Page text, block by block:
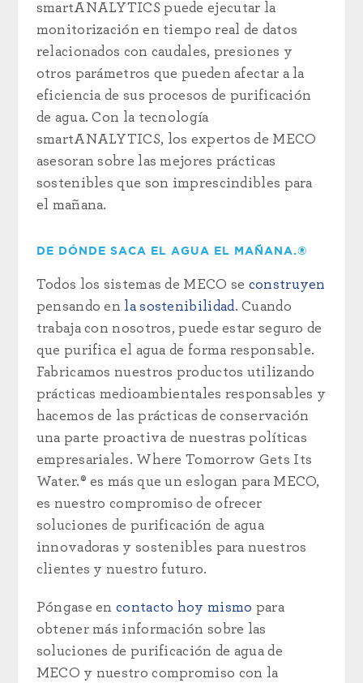
smartANALYTICS puede ejecutar la
monitorización en tiempo real de datos
relacionados con caudales, presiones y
otros parámetros que pueden afectar a la
eficiencia de sus procesos de purificación
de agua. Con la tecnología
smartANALYTICS, los expertos de MECO
asesoran sobre las mejores prácticas
sostenibles que son imprescindibles para
el mañana.
DE DÓNDE SACA EL AGUA EL MAÑANA.®
Todos los sistemas de MECO se construyen
pensando en la sostenibilidad. Cuando
trabaja con nosotros, puede estar seguro de
que purifica el agua de forma responsable.
Fabricamos nuestros productos utilizando
prácticas medioambientales responsables y
hacemos de las prácticas de conservación
una parte proactiva de nuestras políticas
empresariales. Where Tomorrow Gets Its
Water.® es más que un eslogan para MECO,
es nuestro compromiso de ofrecer
soluciones de purificación de agua
innovadoras y sostenibles para nuestros
clientes y nuestro futuro.
Póngase encontacto hoy mismo para
obtener más información sobre las
soluciones de purificación de agua de
MECO y nuestro compromiso con la